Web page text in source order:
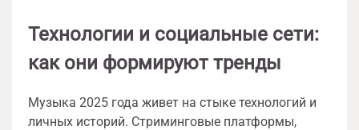
Технологии и социальные сети:
как они формируют тренды
Музыка 2025 года живет на стыке технологий и
личных историй. Стриминговые платформы,